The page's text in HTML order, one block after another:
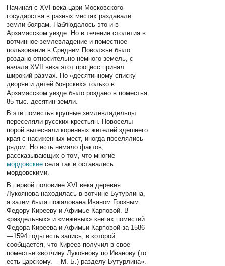
Начиная с XVI века цари Московского
государства в разных местах раздавали
земли боярам. Наблюдалось это и в
Арзамасском уезде. Но в течение столетия в
вотчинное землевладение и поместное
пользование в Среднем Поволжье было
роздано относительно немного земель, с
начала XVII века этот процесс принял
широкий размах. По «десятинному списку
дворян и детей боярских» только в
Арзамасском уезде было роздано в поместья
85 тыс. десятин земли.
В эти поместья крупные землевладельцы
переселяли русских крестьян. Новоселы
порой вытесняли коренных жителей здешнего
края с насиженных мест, иногда поселялись
рядом. Но есть немало фактов,
рассказывающих о том, что многие
мордовские села так и оставались
мордовскими.
В первой половине XVI века деревня
Лукоянова находилась в вотчине Бутурлина,
а затем была пожалована Иваном Грозным
Федору Кирееву и Афимье Карповой. В
«раздельных» и «межевых» книгах поместий
Федора Киреева и Афимьи Карповой за 1586
—1594 годы есть запись, в которой
сообщается, что Киреев получил в свое
поместье «вотчину Лукоянову по Иванову (то
есть царскому.— М. Б.) разделу Бутурлина».